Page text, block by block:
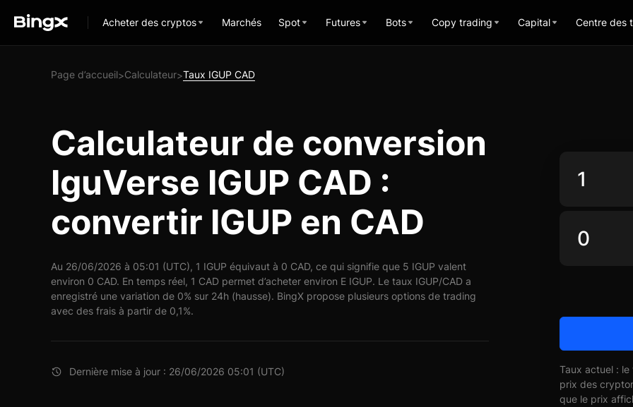
Acheter des cryptos Marchés Spot Futures Bots Copy trading Capital Centre des
Page d’accueil>Calculateur>Taux IGUP CAD
Calculateur de conversion
IguVerse IGUP CAD :
convertir IGUP en CAD
Au 26/06/2026 à 05:01 (UTC), 1 IGUP équivaut à 0 CAD, ce qui signifie que 5 IGUP valent
environ 0 CAD. En temps réel, 1 CAD permet d’acheter environ E IGUP. Le taux IGUP/CAD a
enregistré une variation de 0% sur 24h (hausse). BingX propose plusieurs options de trading
avec des frais à partir de 0,1%.
Dernière mise à jour : 26/06/2026 05:01 (UTC)
Taux actuel :
prix des
que le prix